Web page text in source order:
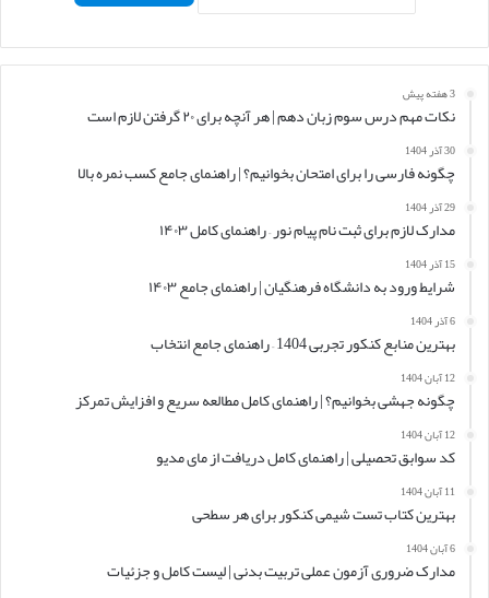
3 هفته پیش
نکات مهم درس سوم زبان دهم | هر آنچه برای ۲۰ گرفتن لازم است
30 آذر 1404
چگونه فارسی را برای امتحان بخوانیم؟ | راهنمای جامع کسب نمره بالا
29 آذر 1404
مدارک لازم برای ثبت نام پیام نور – راهنمای کامل ۱۴۰۳
15 آذر 1404
شرایط ورود به دانشگاه فرهنگیان | راهنمای جامع ۱۴۰۳
6 آذر 1404
بهترین منابع کنکور تجربی 1404 – راهنمای جامع انتخاب
12 آبان 1404
چگونه جهشی بخوانیم؟ | راهنمای کامل مطالعه سریع و افزایش تمرکز
12 آبان 1404
کد سوابق تحصیلی | راهنمای کامل دریافت از مای مدیو
11 آبان 1404
بهترین کتاب تست شیمی کنکور برای هر سطحی
6 آبان 1404
مدارک ضروری آزمون عملی تربیت بدنی | لیست کامل و جزئیات